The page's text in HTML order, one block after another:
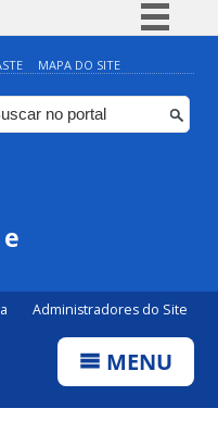
Simplifique!
Comunica BR
Participe
MAPA DO SITE
Administradores do Site
MENU